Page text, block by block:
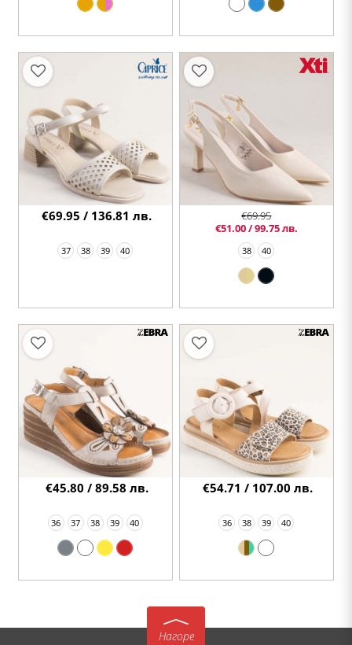
37 38 39 40
€69.95 / 136.81 лв.
38 40
€69.95
€51.00 / 99.75 лв.
36 37 38 39 40
€45.80 / 89.58 лв.
36 38 39 40
€54.71 / 107.00 лв.
Нагоре